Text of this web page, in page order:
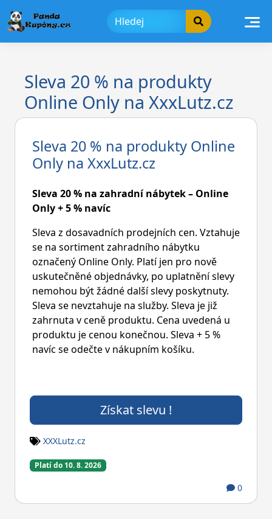
to
content
Sleva 20 % na produkty
Online Only na XxxLutz.cz
Sleva 20 % na produkty Online
Only na XxxLutz.cz
Sleva 20 % na zahradní nábytek – Online
Only + 5 % navíc
Sleva z dosavadních prodejních cen. Vztahuje
se na sortiment zahradního nábytku
označený Online Only. Platí jen pro nově
uskutečněné objednávky, po uplatnění slevy
nemohou být žádné další slevy poskytnuty.
Sleva se nevztahuje na služby. Sleva je již
zahrnuta v ceně produktu. Cena uvedená u
produktu je cenou konečnou. Sleva + 5 %
navíc se odečte v nákupním košíku.
Získat slevu !
XXXLutz.cz
Platí do 10. 8. 2026
0